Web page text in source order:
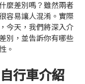
麼差別嗎？雖然兩者
容易讓人混淆。實際
今天，我們將深入介
別，並告訴你有哪些
。
行車介紹